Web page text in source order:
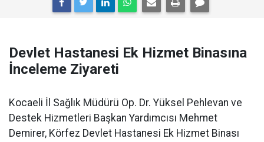
Devlet Hastanesi Ek Hizmet Binasına
İnceleme Ziyareti
Kocaeli İl Sağlık Müdürü Op. Dr. Yüksel Pehlevan ve
Destek Hizmetleri Başkan Yardımcısı Mehmet
Demirer, Körfez Devlet Hastanesi Ek Hizmet Binası